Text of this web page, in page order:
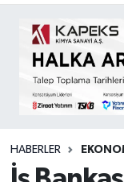
HABERLER
Borsa
Emlak
Otomobil
Borsa
Emlak
Emtia